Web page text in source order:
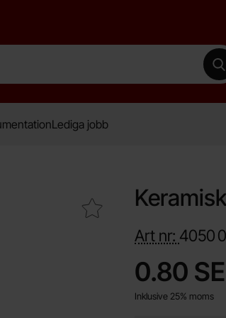
Lediga jobb
keramisk 1pF 50V NP0 2.54mm som favorit
Art nr: 4050
pris
0.80
Inklusive 25% moms